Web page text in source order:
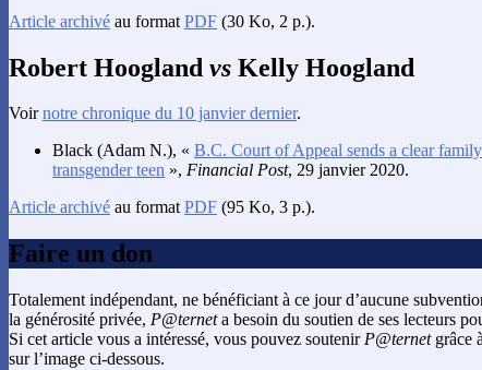
Article archivé au format PDF (30 Ko, 2 p.).
Robert Hoogland vs Kelly Hoogland
Voirnotre chronique du 10 janvier dernier.
Black (Adam N.), « B.C. Court of Appeal sends a clear
transgender teen », Financial Post, 29 janvier 2020.
Article archivé au formatPDF (95 Ko, 3 p.).
Faire un don
Totalement indépendant, ne bénéficiant à ce jour d’aucune
la générosité privée, P@terneta besoin du soutien de ses lecteurs
Si cet article vous a intéressé, vous pouvez soutenir P@ternetgrâce
sur l’image ci-dessous.